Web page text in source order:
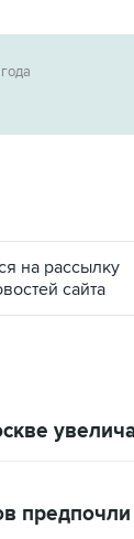
на рассылку
сайта